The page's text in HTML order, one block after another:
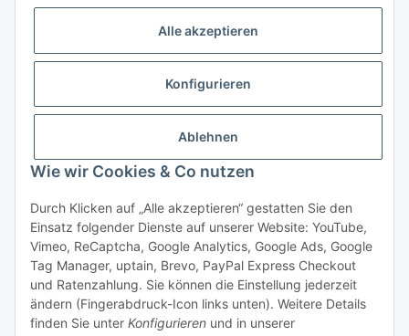
Alle akzeptieren
Konfigurieren
Ablehnen
Wie wir Cookies & Co nutzen
Durch Klicken auf „Alle akzeptieren“ gestatten Sie den
Einsatz folgender Dienste auf unserer Website: YouTube,
Vimeo, ReCaptcha, Google Analytics, Google Ads, Google
Tag Manager, uptain, Brevo, PayPal Express Checkout
und Ratenzahlung. Sie können die Einstellung jederzeit
ändern (Fingerabdruck-Icon links unten). Weitere Details
finden Sie unter Konfigurieren und in unserer
Informationen zu Ihrem Produktsortiment Weine und
Feinkost per E-Mail zu. Durch die Bestätigung
des „Abonnieren“-Buttons stimme ich zusätzlich der Analyse
durch individuelle Messung, Speicherung und Auswertung
von Öffnungsraten und der Klickraten zur Optimierung und
Gestaltung zukünftiger Newsletter zu. Hierfür wird
ausgewertet. Ein direkter Bezug zu meiner Person wird dabei
ausgeschlossen. Meine Einwilligung kann ich jederzeit mit
Wirkung für die Zukunft über den Link in unserem Newsletter
abbestellen / widerrufen.
Abonnieren
Newsletter Abonnieren
* Alle Preise inkl. gesetzlicher USt., zzgl. Versand 5,50€, ab 120€
versandkostenfrei - Verkauf von alkoholische Getränke ausschließlich an